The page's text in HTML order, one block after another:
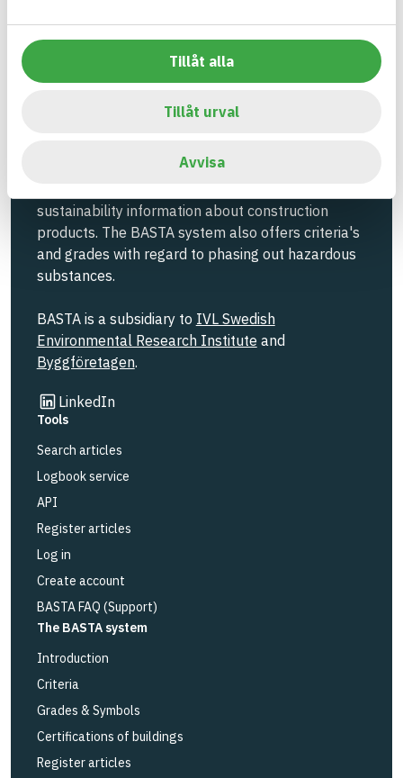
Tillåt alla
Tillåt urval
Avvisa
Build with BASTA - conscious
The BASTA system is alone on the market in
sustainability information about construction
products. The BASTA system also offers criteria's
and grades with regard to phasing out hazardous
substances.
BASTA is a subsidiary to IVL Swedish
Environmental Research Institute and
Byggföretagen.
LinkedIn
Link to other website
Tools
Search articles
Logbook service
API
Register articles
Log in
Create account
BASTA FAQ (Support)
The BASTA system
Introduction
Criteria
Grades & Symbols
Certifications of buildings
Register articles